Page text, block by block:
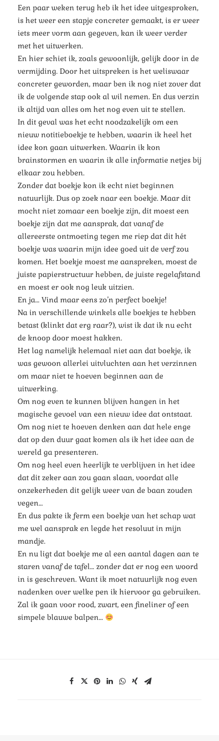
Een paar weken terug heb ik het idee uitgesproken,
is het weer een stapje concreter gemaakt, is er weer
iets meer vorm aan gegeven, kan ik weer verder
met het uitwerken.
En hier schiet ik, zoals gewoonlijk, gelijk door in de
vermijding. Door het uitspreken is het weliswaar
concreter geworden, maar ben ik nog niet zover dat
ik de volgende stap ook al wil nemen. En dus verzin
ik altijd van alles om het nog even uit te stellen.
In dit geval was het echt noodzakelijk om een
nieuw notitieboekje te hebben, waarin ik heel het
idee kon gaan uitwerken. Waarin ik kon
brainstormen en waarin ik alle informatie netjes bij
elkaar zou hebben.
Zonder dat boekje kon ik echt niet beginnen
natuurlijk. Dus op zoek naar een boekje. Maar dit
mocht niet zomaar een boekje zijn, dit moest een
boekje zijn dat me aansprak, dat vanaf de
allereerste ontmoeting tegen me riep dat dit hét
boekje was waarin mijn idee goed uit de verf zou
komen. Het boekje moest me aanspreken, moest de
juiste papierstructuur hebben, de juiste regelafstand
en moest er ook nog leuk uitzien.
En ja… Vind maar eens zo’n perfect boekje!
Na in verschillende winkels alle boekjes te hebben
betast (klinkt dat erg raar?), wist ik dat ik nu echt
de knoop door moest hakken.
Het lag namelijk helemaal niet aan dat boekje, ik
was gewoon allerlei uitvluchten aan het verzinnen
om maar niet te hoeven beginnen aan de
uitwerking.
Om nog even te kunnen blijven hangen in het
magische gevoel van een nieuw idee dat ontstaat.
Om nog niet te hoeven denken aan dat hele enge
dat op den duur gaat komen als ik het idee aan de
wereld ga presenteren.
Om nog heel even heerlijk te verblijven in het idee
dat dit zeker aan zou gaan slaan, voordat alle
onzekerheden dit gelijk weer van de baan zouden
vegen…
En dus pakte ik ferm een boekje van het schap wat
me wel aansprak en legde het resoluut in mijn
mandje.
En nu ligt dat boekje me al een aantal dagen aan te
staren vanaf de tafel… zonder dat er nog een woord
in is geschreven. Want ik moet natuurlijk nog even
nadenken over welke pen ik hiervoor ga gebruiken.
Zal ik gaan voor rood, zwart, een fineliner of een
simpele blauwe balpen…